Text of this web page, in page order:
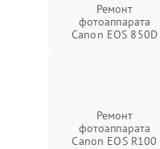
Ремонт
фотоаппарата
Canon EOS 850D
Ремонт
фотоаппарата
Canon EOS R100